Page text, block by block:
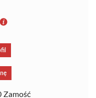
Zamość